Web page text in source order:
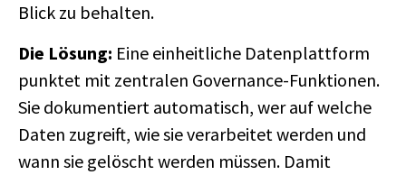
Blick zu behalten.
Die Lösung: Eine einheitliche Datenplattform
punktet mit zentralen Governance-Funktionen.
Sie dokumentiert automatisch, wer auf welche
Daten zugreift, wie sie verarbeitet werden und
wann sie gelöscht werden müssen. Damit